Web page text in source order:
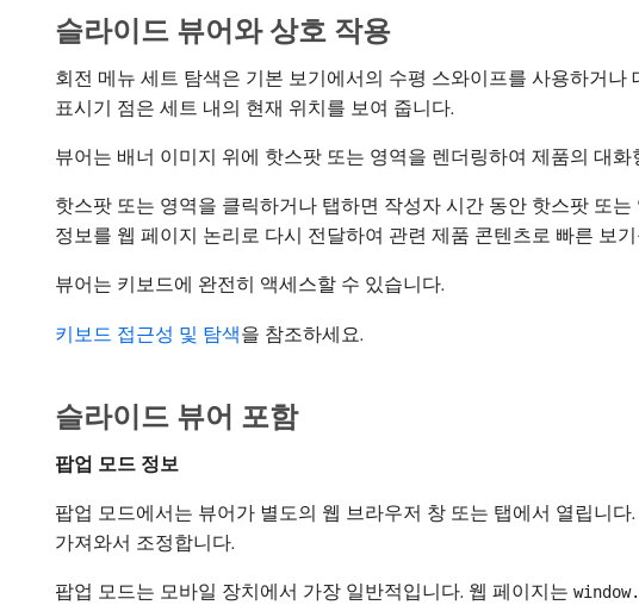
슬라이드 뷰어와 상호 작용
회전 메뉴 세트 탐색은 기본 보기에서의 수평 스와이프를 사용하거
표시기 점은 세트 내의 현재 위치를 보여 줍니다.
뷰어는 배너 이미지 위에 핫스팟 또는 영역을 렌더링하여 제품의 대
핫스팟 또는 영역을 클릭하거나 탭하면 작성자 시간 동안 핫스팟 또
정보를 웹 페이지 논리로 다시 전달하여 관련 제품 콘텐츠로 빠른 보
뷰어는 키보드에 완전히 액세스할 수 있습니다.
키보드 접근성 및 탐색을 참조하세요.
슬라이드 뷰어 포함
팝업 모드 정보
팝업 모드에서는 뷰어가 별도의 웹 브라우저 창 또는 탭에서 열립니
가져와서 조정합니다.
팝업 모드는 모바일 장치에서 가장 일반적입니다. 웹 페이지는